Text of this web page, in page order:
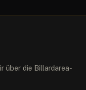
über die Billardarea-